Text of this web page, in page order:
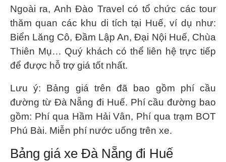
Ngoài ra, Anh Đào Travel có tổ chức các tour
thăm quan các khu di tích tại Huế, ví dụ như:
Biển Lăng Cô, Đầm Lập An, Đại Nội Huế, Chùa
Thiên Mụ… Quý khách có thể liên hệ trực tiếp
để được hỗ trợ giá tốt nhất.
Lưu ý: Bảng giá trên đã bao gồm phí cầu
đường từ Đà Nẵng đi Huế. Phí cầu đường bao
gồm: Phí qua Hầm Hải Vân, Phí qua trạm BOT
Phú Bài. Miễn phí nước uống trên xe.
Bảng giá xe Đà Nẵng đi Huế